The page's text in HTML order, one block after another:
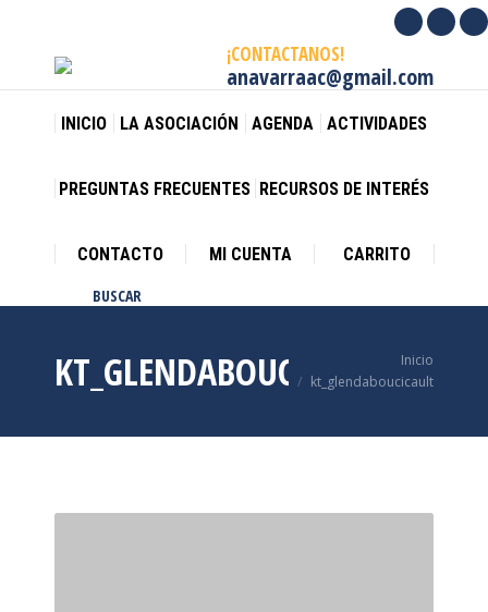
Facebook
opens
in
window
X
opens
¡CONTACTANOS!
anavarraac@gmail.com
INICIO LA ASOCIACIÓN AGENDA ACTIVIDADES
PREGUNTAS FRECUENTES RECURSOS DE INTERÉS
CONTACTO MI CUENTA CARRITO
Buscar:
BUSCAR
KT_GLENDABOUCICAULT Inicio
kt_glendaboucicault